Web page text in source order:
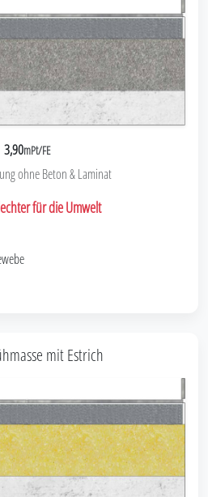
3,90mPt/FE
ohne Beton & Laminat
für die Umwelt
mit Estrich